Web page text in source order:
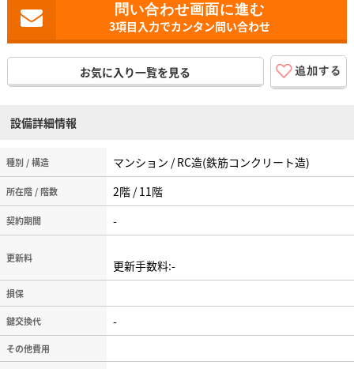
3項目入力でカンタン問い合わせ
お気に入り一覧を見る
設備詳細情報
種別 / 構造 マンション / RC造(鉄筋コンクリート造)
所在階 / 階数 2階 / 11階
契約期間 -
更新料 更新手数料:-
損保
鍵交換代 -
その他費用